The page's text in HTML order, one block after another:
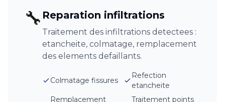
🔧 Reparation infiltrations
Traitement des infiltrations detectees :
etancheite, colmatage, remplacement
des elements defaillants.
Colmatage fissures
Refection
etancheite
Remplacement
Traitement points